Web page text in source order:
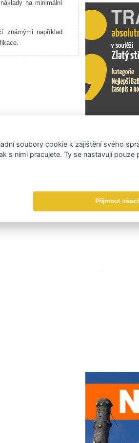
na minimální
známými například
nejen
příběh.
Exportní
soubory cookie k zajištění svého
s nimi pracujete. Ty se nastavují pouze
Přijmout